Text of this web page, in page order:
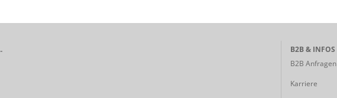
B2B & INFOS
B2B Anfragen
Karriere